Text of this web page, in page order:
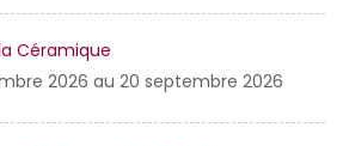
Céramique
2026 au 20 septembre 2026